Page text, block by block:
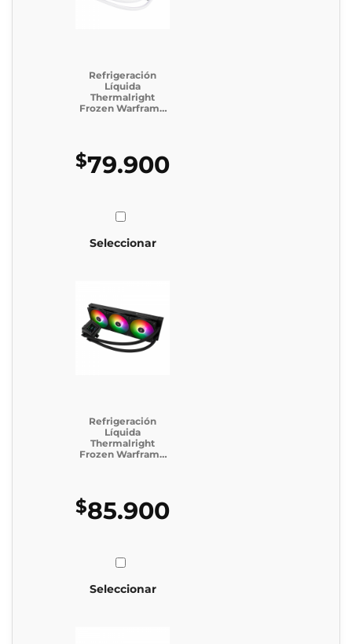
Refrigeración
Líquida
Thermalright
Frozen Warframe
$79.900
Seleccionar
Refrigeración
Líquida
Thermalright
Frozen Warframe
$85.900
Seleccionar